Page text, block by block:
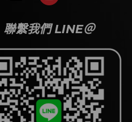
聯繫我們 LINE＠